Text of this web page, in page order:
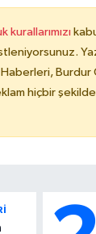
kurallarımızı
Burdur
hiçbir